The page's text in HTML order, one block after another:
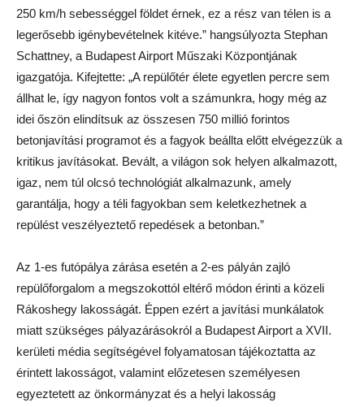
250 km/h sebességgel földet érnek, ez a rész van télen is a
legerősebb igénybevételnek kitéve.” hangsúlyozta Stephan
Schattney, a Budapest Airport Műszaki Központjának
igazgatója. Kifejtette: „A repülőtér élete egyetlen percre sem
állhat le, így nagyon fontos volt a számunkra, hogy még az
idei őszön elindítsuk az összesen 750 millió forintos
betonjavítási programot és a fagyok beállta előtt elvégezzük a
kritikus javításokat. Bevált, a világon sok helyen alkalmazott,
igaz, nem túl olcsó technológiát alkalmazunk, amely
garantálja, hogy a téli fagyokban sem keletkezhetnek a
repülést veszélyeztető repedések a betonban.”
Az 1-es futópálya zárása esetén a 2-es pályán zajló
repülőforgalom a megszokottól eltérő módon érinti a közeli
Rákoshegy lakosságát. Éppen ezért a javítási munkálatok
miatt szükséges pályazárásokról a Budapest Airport a XVII.
kerületi média segítségével folyamatosan tájékoztatta az
érintett lakosságot, valamint előzetesen személyesen
egyeztetett az önkormányzat és a helyi lakosság